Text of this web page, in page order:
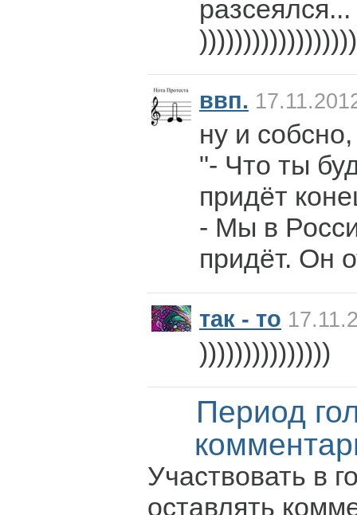
разсеялся...
ввп.
ну и
"- Что ты
придёт
- Мы в
придёт. Он
так - то
)))))))))))))))
Период
Участвовать в
оставлять